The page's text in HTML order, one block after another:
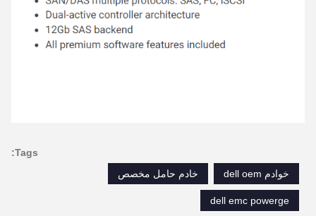
Tags:
خوادم dell oem
خادم حامل مخصص
dell emc powerge